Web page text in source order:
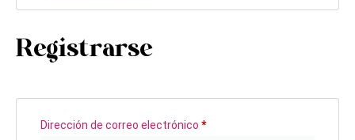
Registrarse
Dirección de correo electrónico *